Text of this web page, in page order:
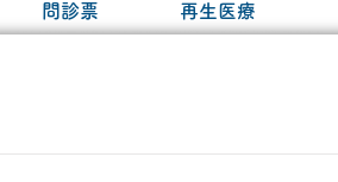
問診票 再生医療